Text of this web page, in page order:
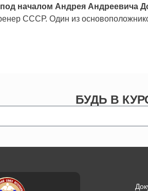
началом Андрея Андреевича
СССР. Один из
БУДЬ В